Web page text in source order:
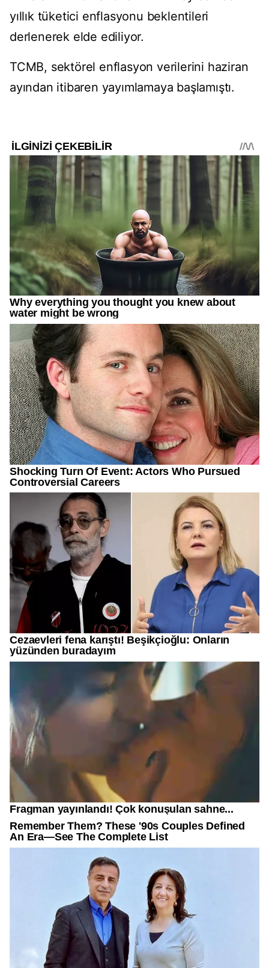
yıllık tüketici enflasyonu beklentileri
derlenerek elde ediliyor.
TCMB, sektörel enflasyon verilerini haziran
ayından itibaren yayımlamaya başlamıştı.